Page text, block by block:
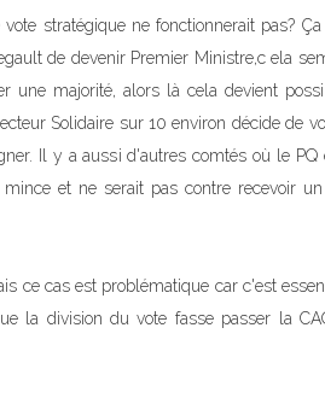
stratégique ne fonctionnerait pas?
de devenir Premier Ministre,c ela
une majorité, alors là cela devient
Solidaire sur 10 environ décide de
Il y a aussi d'autres comtés où le
et ne serait pas contre recevoir
ce cas est problématique car c'est
la division du vote fasse passer la